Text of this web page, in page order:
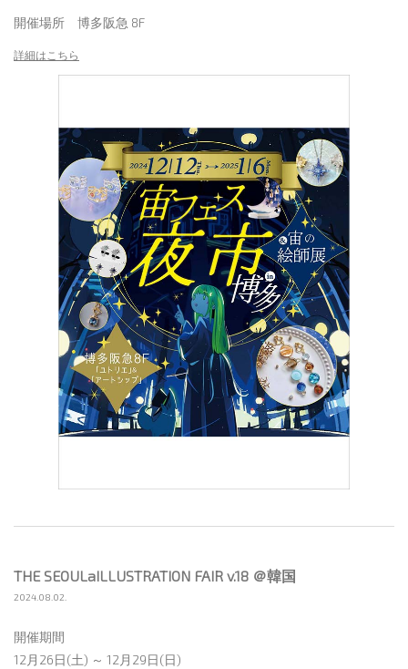
開催場所 博多阪急 8F
詳細はこちら
THE SEOULaILLUSTRATION FAIR v.18 ＠韓国
2024.08.02.
開催期間
12月26日(土) ～ 12月29日(日)